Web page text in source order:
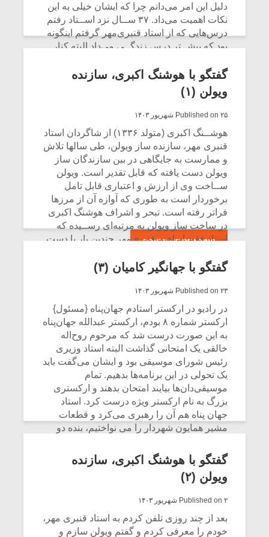
دلیل این امر می‌دانم چرا که ایشان خیلی به این
نکات اهمیت می‌داد. ۳۷ ســال نزد اســتاد رفتم
درس‌هایی که از استاد قنبری‌مهر گرفتم اینگونه
بود که بیشــتر درس زندگــی می‌داد البته کنار
قنبری مهر دست مرا بوسید! دو دوره هم در
جشــنواره دهه فجر در رشــته ساز سازی مقام
اول گرفتم؛ معمولاً در فرهنگ ایرانی دست
بزرگان را می‌بوسند، هیچ بزرگی هم تا آنجا که
امکان دارد اجازه نمی‌دهد دســتش را ببوسند.
یکروز دختر و پســرم با آقای حسین بهروزی‌نیا
نوازنده بربط قرار گذاشتیم برویم خدمت استاد؛
یک بربط ساخته بودم. قدری متفاوت بود، نظر
استاد برایم مهم بود، صنعت من هیچ وقت به پای
صنعت استاد قنبری نمی‌رسد. وقتی محضر استاد
قنبری مهر رسیدیم آقای بهروزی نیا دوربین
دست‌اش بود و فیلمبرداری می‌کرد.
CONTINUE READING
گفتگو با هوشنگ اکبری، سازنده
ویولن (۱)
Published on ۲۵ شهریور ۱۴۰۳
هوشــنگ اکبری (متولد ۱۳۳۶) از شاگردان استاد
قنبری مهر، سازنده ساز ویولن، طی سالها تلاش
و ممارست به جایگاهی در بین سازندگان ساز
ویولن دست یافته که قابل تقدیر است. ویولن
ســاخت وی از ارزش و اعتباری قابل تامل
برخوردار است به طوری که آوازه آن از مرزها
فراتر رفته است. تبحر و اشراف هوشنگ اکبری
در ساخت ساز ویولن به مرتبه‌ای رســیده که
استاد فقید ابراهیم قنبری‌مهر چندین بار با دست
داده است. ســاخت ساز در خانواده اکبری‌ها
نیز در این رشته دارای تخصص هستند.
CONTINUE READING
گفتگو با جهانگیر کامیان (۳)
Published on ۲۳ شهریور ۱۴۰۳
در رادیو در ارکستر استادم جهان‌پناه {مسئول}
ارکستر شماره ۸ بودم، ارکستر عبدالله جهان‌پناه
به این صورت درست شد که مرحوم روح‌اله
خالقی یک امتحانی گذاشت البته استاد وزیری
رئیس شورای موسیقی بود و ایشان می‌گفت باید
یک تحولی در این برنامه‌ها بدهیم. تمام
موسیقی‌دان‌ها بیایند امتحان بدهند و ارکستری
بزرگ به نام ارکستر ویژه درست کرد. استاد
جهان پناه هم آن را رهبری می‌کرد و قطعات
مشیر همایون شهردار را می نواختیم، بنده دو
آمد و ارکستر گلها را درست کرد و آن ارکستر از
بین رفت.
گفتگو با هوشنگ اکبری، سازنده
ویولن (۲)
Published on ۲ شهریور ۱۴۰۳
بعد از چند روزی تلفن کردم به استاد قنبری مهر،
خودم را معرفی کردم و گفتم ویولن سازم و